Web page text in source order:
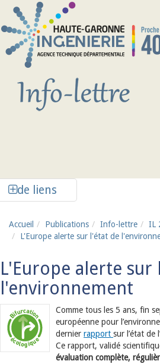
Aller au contenu principal
de liens
Accueil Publications Info-lettre IL
L'Europe alerte sur l'état de
L'Europe alerte sur
l'environnement
Comme tous les 5 ans, fin
européenne pour
dernier rapport sur l’état de
Ce rapport, validé
évaluation complète,